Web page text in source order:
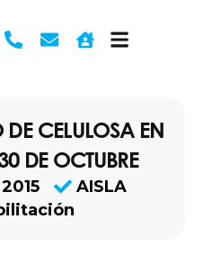
CELULOSA EN
DE OCTUBRE
AISLA